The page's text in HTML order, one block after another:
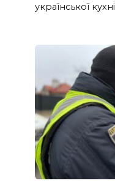
української кухні